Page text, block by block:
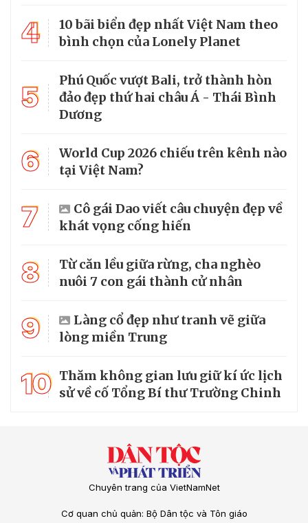
4
10 bãi biển đẹp nhất Việt Nam theo
bình chọn của Lonely Planet
5
Phú Quốc vượt Bali, trở thành hòn
đảo đẹp thứ hai châu Á - Thái Bình
Dương
6
World Cup 2026 chiếu trên kênh nào
tại Việt Nam?
7
Cô gái Dao viết câu chuyện đẹp về
khát vọng cống hiến
8
Từ căn lều giữa rừng, cha nghèo
nuôi 7 con gái thành cử nhân
9
Làng cổ đẹp như tranh vẽ giữa
lòng miền Trung
10 Thăm không gian lưu giữ kí ức lịch
sử về cố Tổng Bí thư Trường Chinh
Chuyên trang của VietNamNet
Cơ quan chủ quản: Bộ Dân tộc và Tôn giáo